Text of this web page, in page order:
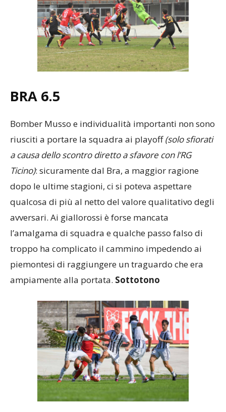
BRA 6.5
Bomber Musso e individualità importanti non sono
riusciti a portare la squadra ai playoff(solo sfiorati
a causa dello scontro diretto a sfavore con l’RG
Ticino): sicuramente dal Bra, a maggior ragione
dopo le ultime stagioni, ci si poteva aspettare
qualcosa di più al netto del valore qualitativo degli
avversari. Ai giallorossi è forse mancata
l’amalgama di squadra e qualche passo falso di
troppo ha complicato il cammino impedendo ai
piemontesi di raggiungere un traguardo che era
ampiamente alla portata. Sottotono